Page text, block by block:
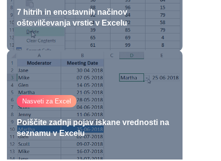
7 hitrih in enostavnih načinov
oštevilčevanja vrstic v Excelu
Nasveti za Excel
Poiščite zadnji pojav iskane vrednosti na
seznamu v Excelu